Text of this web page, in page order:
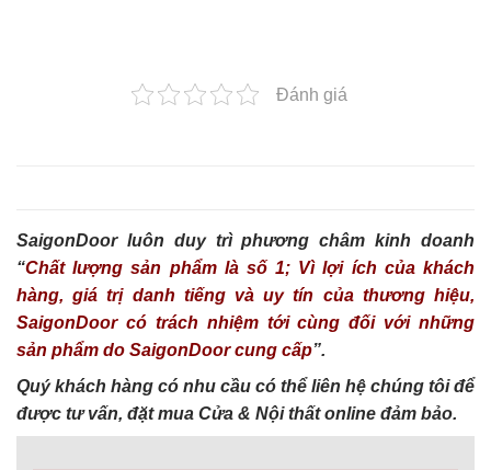
Đánh giá
SaigonDoor luôn duy trì phương châm kinh doanh
“Chất lượng sản phẩm là số 1; Vì lợi ích của khách
hàng, giá trị danh tiếng và uy tín của thương hiệu,
SaigonDoor có trách nhiệm tới cùng đối với những
sản phẩm do SaigonDoor cung cấp”.
Quý khách hàng có nhu cầu có thể liên hệ chúng tôi để
được tư vấn, đặt mua Cửa & Nội thất online đảm bảo.